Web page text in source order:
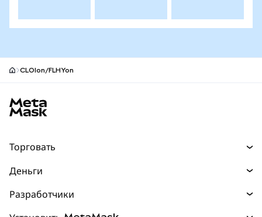
CLOIon/FLHYon
Торговать
Прогнозы
Деньги
Разработчики